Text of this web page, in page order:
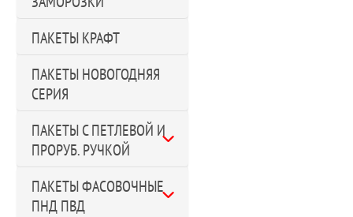
ПАКЕТЫ КРАФТ
ПАКЕТЫ НОВОГОДНЯЯ
СЕРИЯ
ПАКЕТЫ С ПЕТЛЕВОЙ И
ПРОРУБ. РУЧКОЙ
ПАКЕТЫ ФАСОВОЧНЫЕ
ПНД ПВД